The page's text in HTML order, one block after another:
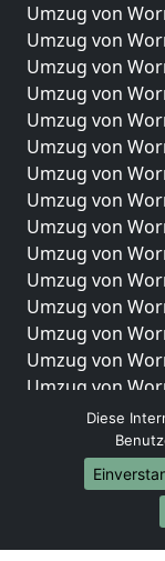
Umzug von
Umzug von
Umzug von
Umzug von
Umzug von
Umzug von
Umzug von
Umzug von
Umzug von
Umzug von
Umzug von
Umzug von
Umzug von
Umzug von
Umzug von
Umzug von
Umzug von
Umzug von
Umzug von
Diese